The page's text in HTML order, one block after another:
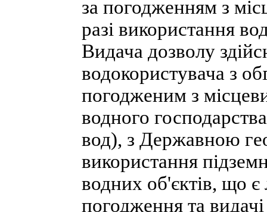
за погодженням з
разі використання
Видача дозволу
водокористувача з
погодженим з
водного
вод), з Державною
використання
водних об'єктів, що
погодження та